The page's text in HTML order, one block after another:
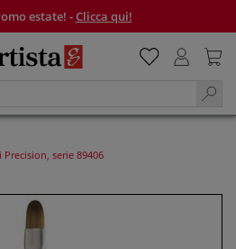
estate! -Clicca qui!
serie 89406